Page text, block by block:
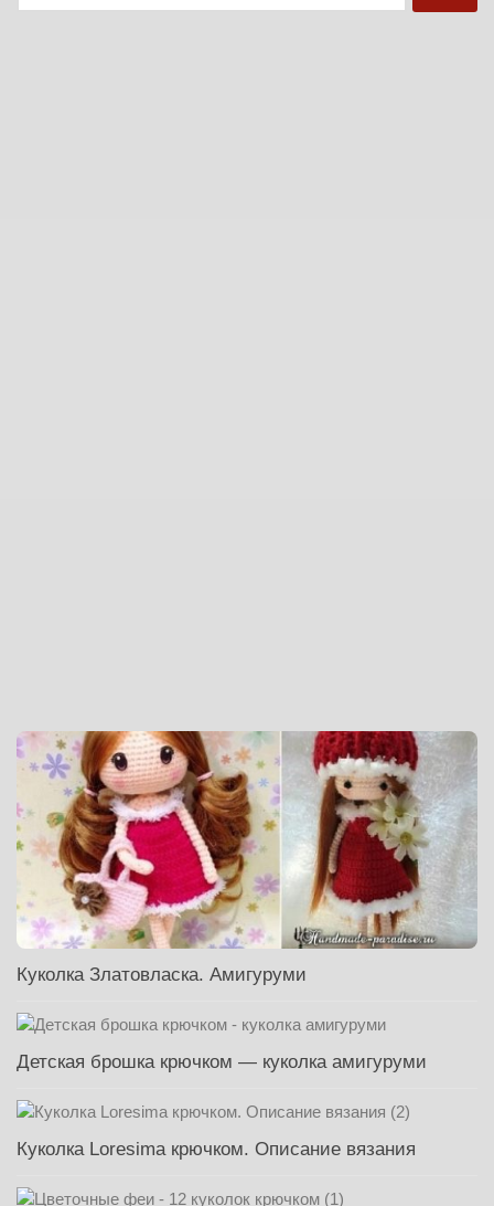
Куколка Златовласка. Амигуруми
Детская брошка крючком — куколка амигуруми
Куколка Loresima крючком. Описание вязания